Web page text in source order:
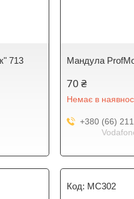
713 Мандула
70 ₴
Немає в
+380 (66)
MC302